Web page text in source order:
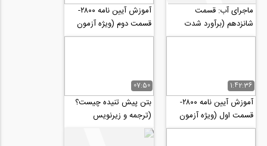
ماجرای آب: قسمت
شانزدهم (برآورد شدت
سیلاب به روش منطقی)
آموزش آیین نامه ۲۸۰۰-
قسمت دوم (ویژه آزمون
نظام مهندسی و کارشناس
1:42:36
آموزش آیین نامه ۲۸۰۰-
قسمت اول (ویژه آزمون
نظام مهندسی و کارشناس
07:50
بتن پیش تنیده چیست؟
(ترجمه و زیرنویس
اختصاصی موسسه 808)